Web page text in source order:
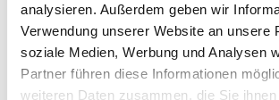
analysieren. Außerdem geben wir
Verwendung unserer Website an unsere
soziale Medien, Werbung und Analysen
Partner führen diese Informationen
weiteren Daten zusammen, die Sie
Kursort
BBZ Bern
Federweg 22
Bern